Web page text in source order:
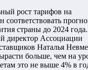
рост тарифов на
соответствовать
страны до 2024
директор Ассоциации
Наталья
больше, чем на
это не выше 4% в